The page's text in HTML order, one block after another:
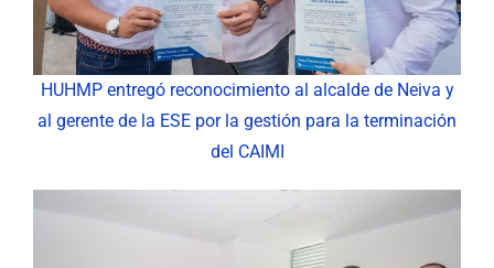
HUHMP entregó reconocimiento al alcalde de Neiva y
al gerente de la ESE por la gestión para la terminación
del CAIMI